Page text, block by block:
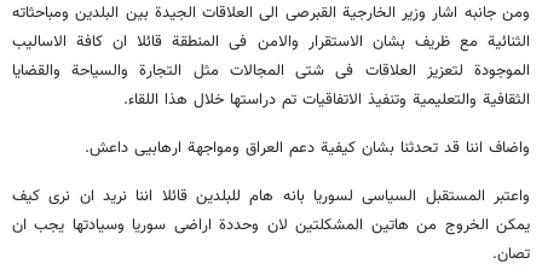
ومن جانبه اشار وزیر الخارجیة القبرصی الی العلاقات الجیدة بین البلدین ومباحثاته
الثنائیة مع ظریف بشان الاستقرار والامن فی المنطقة قائلا ان کافة الاسالیب
الموجودة لتعزیز العلاقات فی شتی المجالات مثل التجارة والسیاحة والقضایا
الثقافیة والتعلیمیة وتنفیذ الاتفاقیات تم دراستها خلال هذا اللقاء.
واضاف اننا قد تحدثنا بشان کیفیة دعم العراق ومواجهة ارهابیی داعش.
واعتبر المستقبل السیاسی لسوریا بانه هام للبلدین قائلا اننا نرید ان نری کیف
یمکن الخروج من هاتین المشکلتین لان وحددة اراضی سوریا وسیادتها یجب ان
تصان.